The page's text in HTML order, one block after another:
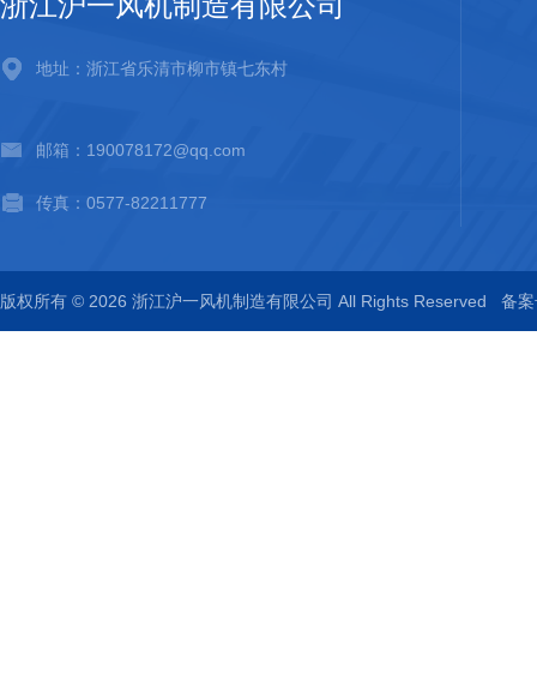
地址：浙江省乐清市柳市镇七东村
邮箱：190078172@qq.com
传真：0577-82211777
版权所有 © 2026 浙江沪一风机制造有限公司 All Rights Reserved 备